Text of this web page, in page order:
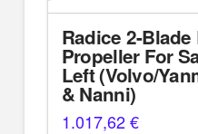
Radice 2-
Propeller For
Left (Volvo/
& Nanni)
1.017,62€